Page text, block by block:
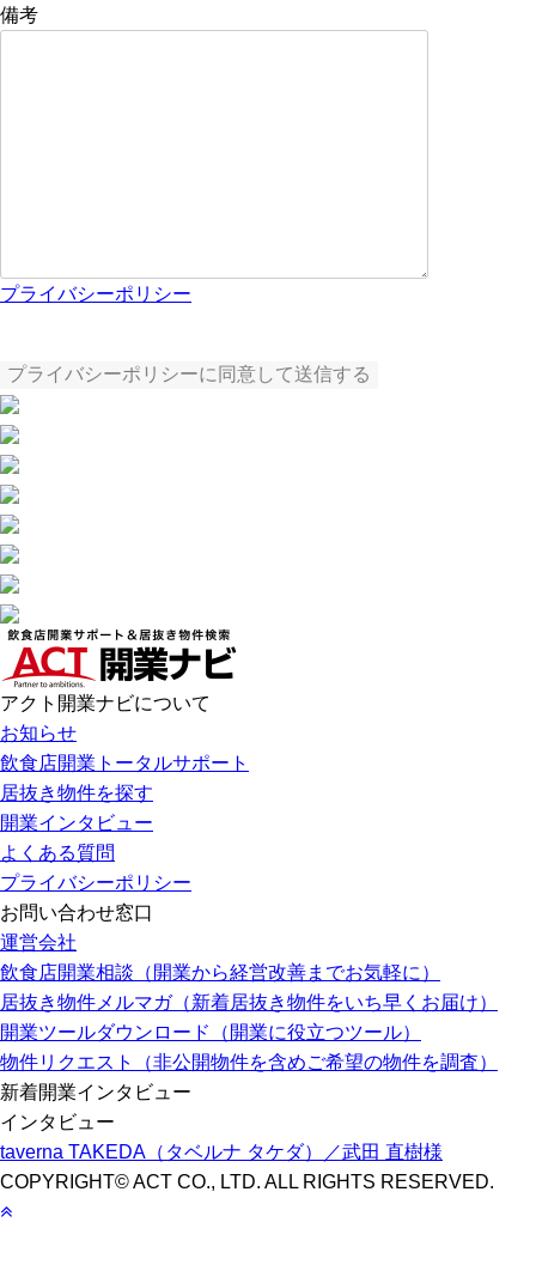
備考
プライバシーポリシー
アクト開業ナビについて
お知らせ
飲食店開業トータルサポート
居抜き物件を探す
開業インタビュー
よくある質問
プライバシーポリシー
お問い合わせ窓口
運営会社
飲食店開業相談（開業から経営改善までお気軽に）
居抜き物件メルマガ（新着居抜き物件をいち早くお届け）
開業ツールダウンロード（開業に役立つツール）
物件リクエスト（非公開物件を含めご希望の物件を調査）
新着開業インタビュー
インタビュー
taverna TAKEDA（タベルナ タケダ）／武田 直樹様
COPYRIGHT© ACT CO., LTD. ALL RIGHTS RESERVED.